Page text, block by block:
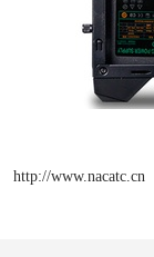
http://www.nacatc.cn